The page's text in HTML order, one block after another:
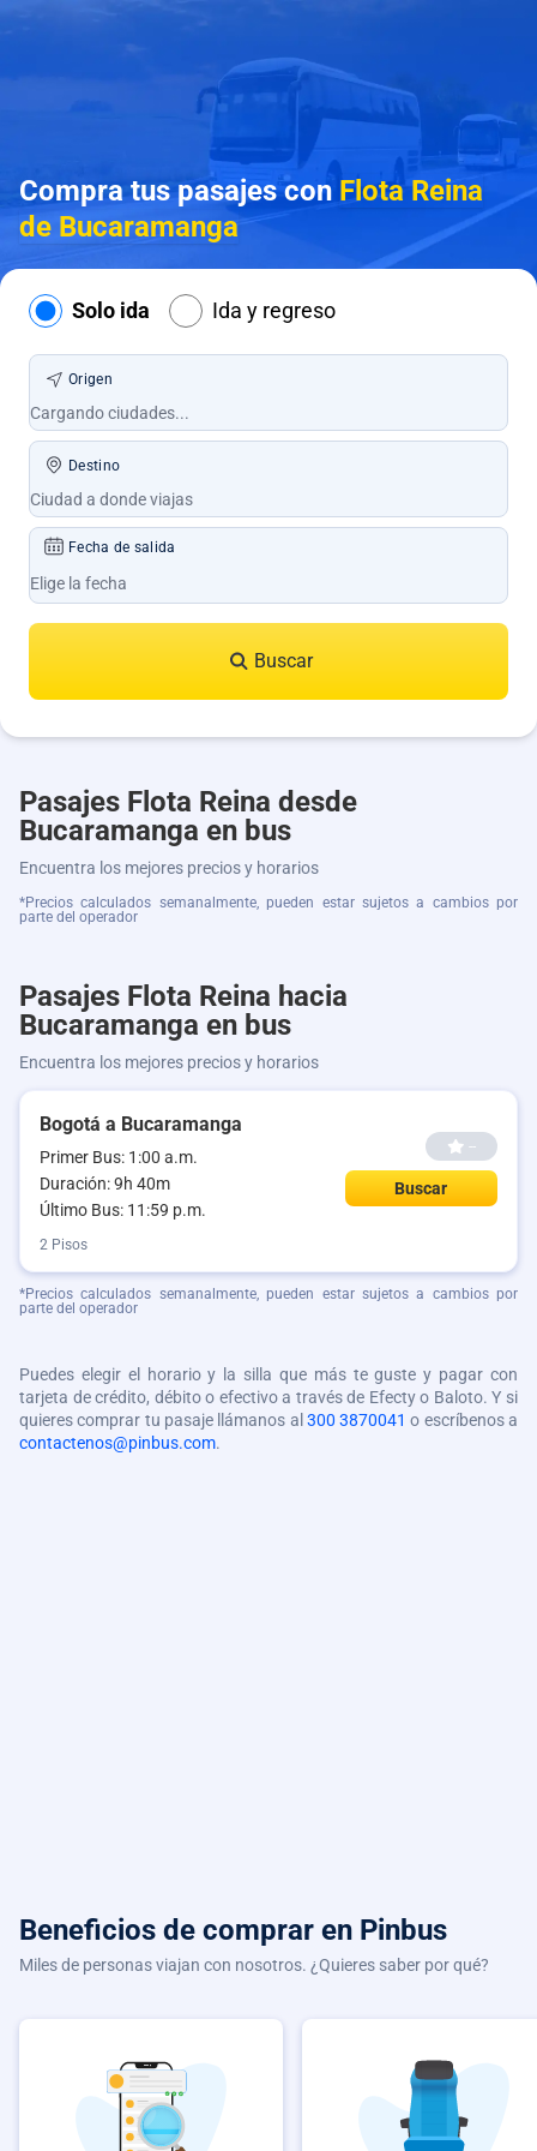
Compra tus pasajes con Flota Reina
de Bucaramanga
Solo ida Ida y regreso
Origen
Destino
Fecha de salida
Buscar
Pasajes Flota Reina desde
Bucaramanga en bus
Encuentra los mejores precios y horarios
*Precios calculados semanalmente, pueden estar sujetos a cambios por
parte del operador
Pasajes Flota Reina hacia
Bucaramanga en bus
Encuentra los mejores precios y horarios
Bogotá a Bucaramanga
Primer Bus: 1:00 a.m.
Duración: 9h 40m
Último Bus: 11:59 p.m.
--
Buscar
2 Pisos
*Precios calculados semanalmente, pueden estar sujetos a cambios por
parte del operador
Puedes elegir el horario y la silla que más te guste y pagar con
tarjeta de crédito, débito o efectivo a través de Efecty o Baloto. Y si
quieres comprar tu pasaje llámanos al 300 3870041 o escríbenos a
contactenos@pinbus.com.
Beneficios de comprar en Pinbus
Miles de personas viajan con nosotros. ¿Quieres saber por qué?